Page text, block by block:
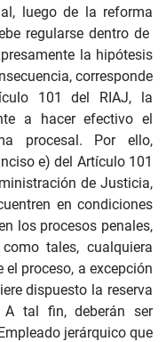
luego de la reforma
regularse dentro de
la hipótesis
corresponde
101 del RIAJ, la
a hacer efectivo el
procesal. Por ello,
e) del Artículo 101
de Justicia,
en condiciones
los procesos penales,
tales, cualquiera
el proceso, a excepción
dispuesto la reserva
A tal fin, deberán ser
jerárquico que